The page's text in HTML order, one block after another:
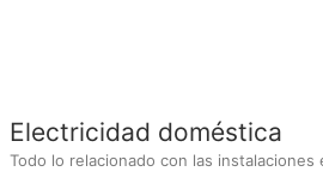
Electricidad doméstica
Todo lo relacionado con las instalaciones